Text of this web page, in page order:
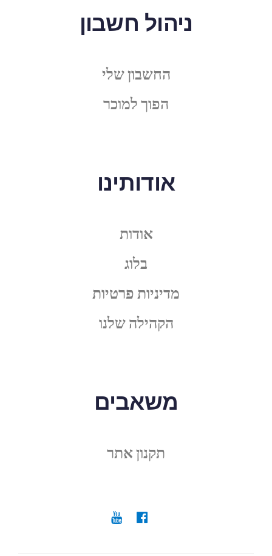
ניהול חשבון
החשבון שלי
הפוך למוכר
אודותינו
אודות
בלוג
מדיניות פרטיות
הקהילה שלנו
משאבים
תקנון אתר